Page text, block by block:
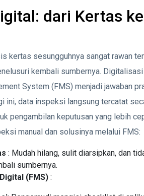
dari Kertas
kertas sesungguhnya sangat rawan
kembali sumbernya.
System (FMS) menjadi jawaban
ini, data inspeksi langsung tercatat
pengambilan keputusan yang lebih
manual dan solusinya melalui FMS:
: Mudah hilang, sulit diarsipkan, dan
sumbernya.
(FMS) :